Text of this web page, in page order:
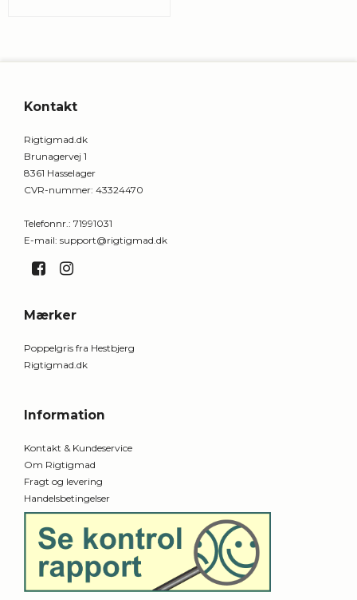
Kontakt
Rigtigmad.dk
Brunagervej 1
8361 Hasselager
CVR-nummer: 43324470
Telefonnr. : 71991031
E-mail: support@rigtigmad.dk
Mærker
Poppelgris fra Hestbjerg
Rigtigmad.dk
Information
Kontakt & Kundeservice
Om Rigtigmad
Fragt og levering
Handelsbetingelser